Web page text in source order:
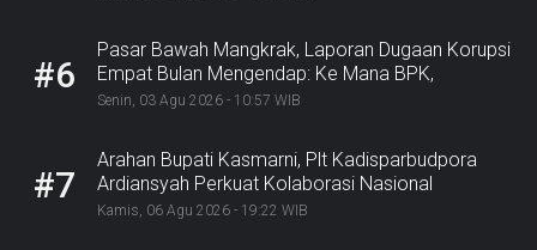
#6
Pasar Bawah Mangkrak, Laporan Dugaan Korupsi
Empat Bulan Mengendap: Ke Mana BPK,
Inspektorat, dan Kejaksaan?
Senin, 03 Agu 2026 - 10:57 WIB
#7
Arahan Bupati Kasmarni, Plt Kadisparbudpora
Ardiansyah Perkuat Kolaborasi Nasional
Sukseskan Ekraforia 2026 dan Bangun Bengkalis
Kamis, 06 Agu 2026 - 19:22 WIB